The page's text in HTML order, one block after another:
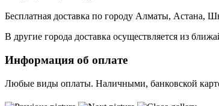
Бесплатная доставка по городу Алматы, Астана,
В другие города доставка осуществляется из
Информация об оплате
Любые виды оплаты. Наличными, банковской